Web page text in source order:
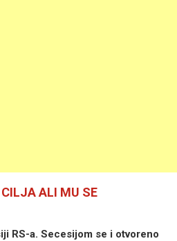
CILJA ALI MU SE
RS-a. Secesijom se i otvoreno